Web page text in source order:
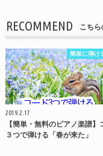
RECOMMEND こちら
簡単に弾け
2019.2.17
【簡単・無料のピアノ楽譜】
３つで弾ける「春が来た」